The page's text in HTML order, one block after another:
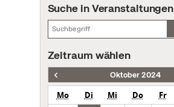
Suche in Veranstaltungen
Zeitraum wählen
Oktober 2024
Mo Di Mi Do Fr